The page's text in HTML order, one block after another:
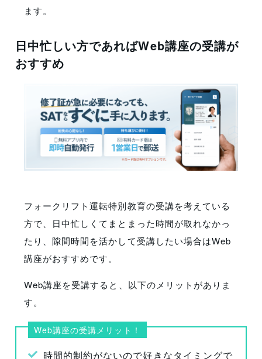
ます。
日中忙しい方であればWeb講座の受講が
おすすめ
フォークリフト運転特別教育の受講を考えている
方で、日中忙しくてまとまった時間が取れなかっ
たり、隙間時間を活かして受講したい場合はWeb
講座がおすすめです。
Web講座を受講すると、以下のメリットがありま
す。
Web講座の受講メリット！
時間的制約がないので好きなタイミングで